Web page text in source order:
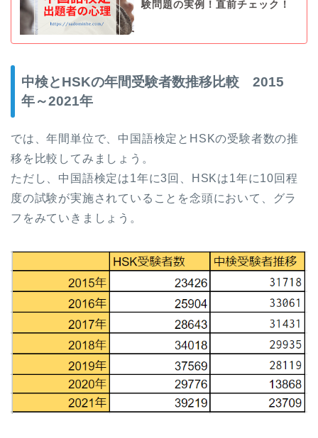
験問題の実例！直前チェック！
中検とHSKの年間受験者数推移比較 2015
年～2021年
では、年間単位で、中国語検定とHSKの受験者数の推
移を比較してみましょう。
ただし、中国語検定は1年に3回、HSKは1年に10回程
度の試験が実施されていることを念頭において、グラ
フをみていきましょう。